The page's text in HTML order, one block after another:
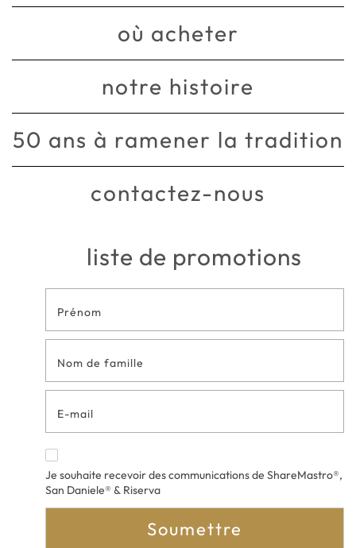
où acheter
notre histoire
50 ans à ramener la tradition
contactez-nous
liste de promotions
Formulaire
de contact
en bas de
page
Je souhaite recevoir des communications de ShareMastro®,
San Daniele® & Riserva
Soumettre